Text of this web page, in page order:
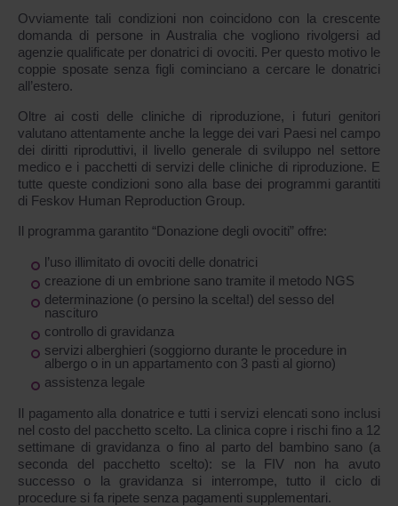
Ovviamente tali condizioni non coincidono con la crescente
domanda di persone in Australia che vogliono rivolgersi ad
agenzie qualificate per donatrici di ovociti. Per questo motivo le
coppie sposate senza figli cominciano a cercare le donatrici
all’estero.
Oltre ai costi delle cliniche di riproduzione, i futuri genitori
valutano attentamente anche la legge dei vari Paesi nel campo
dei diritti riproduttivi, il livello generale di sviluppo nel settore
medico e i pacchetti di servizi delle cliniche di riproduzione. E
tutte queste condizioni sono alla base dei programmi garantiti
di Feskov Human Reproduction Group.
Il programma garantito “Donazione degli ovociti” offre:
l’uso illimitato di ovociti delle donatrici
creazione di un embrione sano tramite il metodo NGS
determinazione (o persino la scelta!) del sesso del
nascituro
controllo di gravidanza
servizi alberghieri (soggiorno durante le procedure in
albergo o in un appartamento con 3 pasti al giorno)
assistenza legale
Il pagamento alla donatrice e tutti i servizi elencati sono inclusi
nel costo del pacchetto scelto. La clinica copre i rischi fino a 12
settimane di gravidanza o fino al parto del bambino sano (a
seconda del pacchetto scelto): se la FIV non ha avuto
successo o la gravidanza si interrompe, tutto il ciclo di
procedure si fa ripete senza pagamenti supplementari.